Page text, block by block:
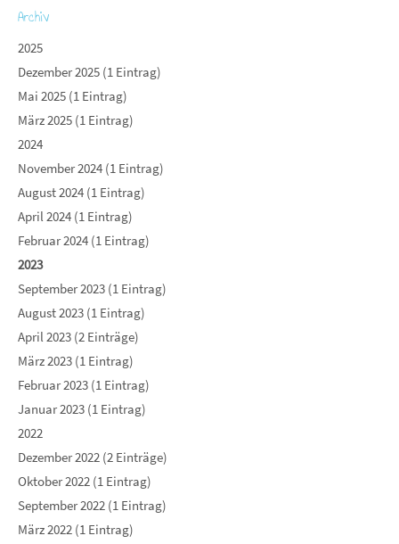
Archiv
2025
Dezember 2025 (1 Eintrag)
Mai 2025 (1 Eintrag)
März 2025 (1 Eintrag)
2024
November 2024 (1 Eintrag)
August 2024 (1 Eintrag)
April 2024 (1 Eintrag)
Februar 2024 (1 Eintrag)
2023
September 2023 (1 Eintrag)
August 2023 (1 Eintrag)
April 2023 (2 Einträge)
März 2023 (1 Eintrag)
Februar 2023 (1 Eintrag)
Januar 2023 (1 Eintrag)
2022
Dezember 2022 (2 Einträge)
Oktober 2022 (1 Eintrag)
September 2022 (1 Eintrag)
März 2022 (1 Eintrag)